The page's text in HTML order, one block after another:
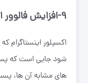
9-افزایش فالوور اینستاگرام از طریق explor
اکسپلور اینستاگرام
شود جایی است که
های مشابه آن ها،